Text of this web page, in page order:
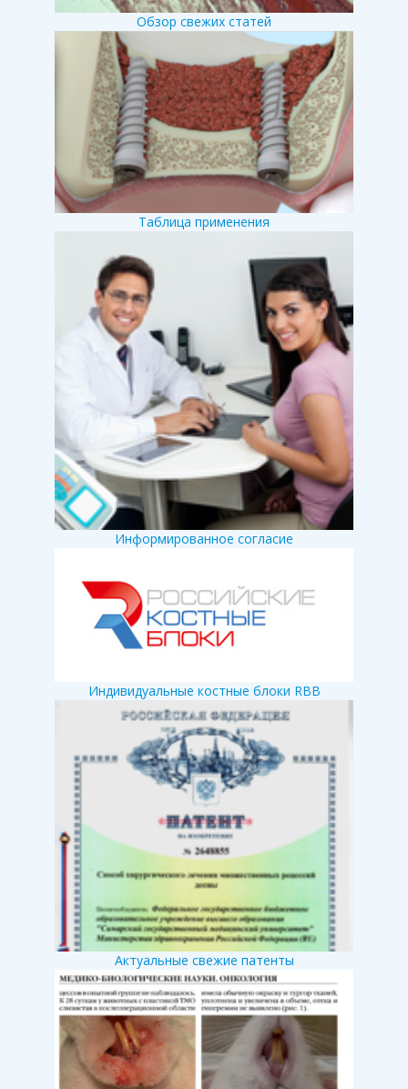
Обзор свежих статей
Таблица применения
Информированное согласие
Индивидуальные костные блоки RBB
Актуальные свежие патенты